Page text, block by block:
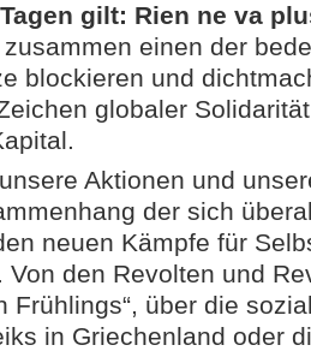
gilt: Rien ne va
einen der
blockieren und
globaler
Aktionen und
der sich
neuen Kämpfe für
Von den Revolten und
Frühlings“, über die
in Griechenland oder